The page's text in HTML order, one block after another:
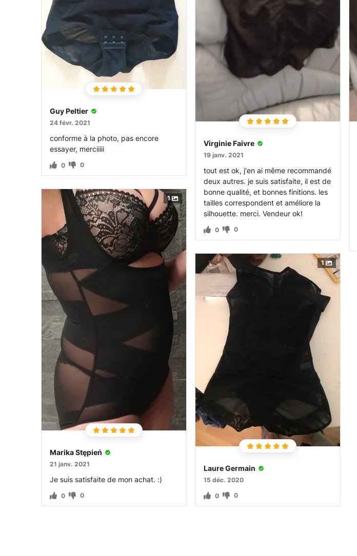
Guy Peltier
24 févr. 2021
conforme à la photo, pas encore
essayer, merciiiii
0 0
Virginie Faivre
19 janv. 2021
tout est ok, j'en ai même recommandé
deux autres. je suis satisfaite, il est de
bonne qualité, et bonnes finitions. les
tailles correspondent et améliore la
silhouette. merci. Vendeur ok!
0 0
1
Marika Stępień
21 janv. 2021
Je suis satisfaite de mon achat. :)
0 0
1
Laure Germain
15 déc. 2020
0 0